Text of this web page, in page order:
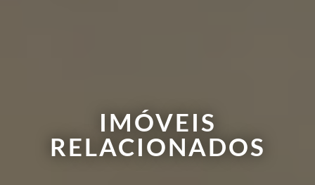
IMÓVEIS
RELACIONADOS